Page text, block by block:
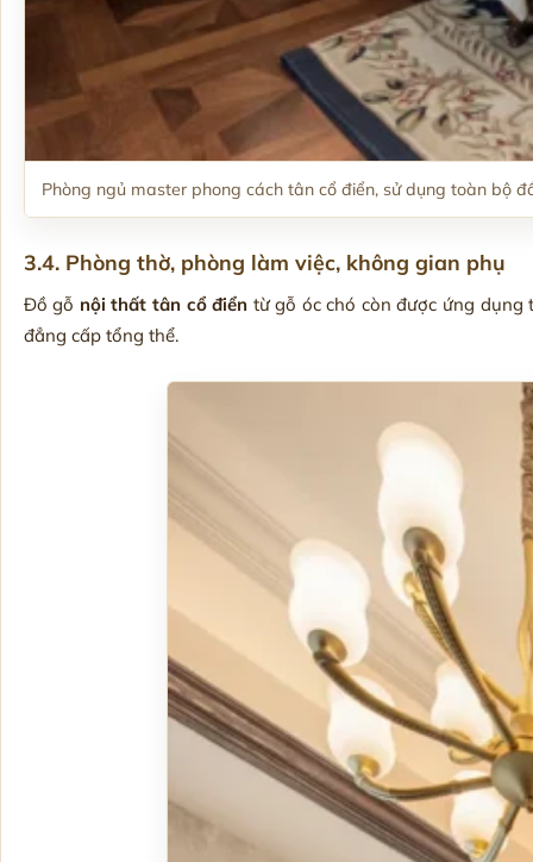
Phòng ngủ master phong cách tân cổ điển, sử dụng toàn bộ
3.4. Phòng thờ, phòng làm việc, không gian phụ
Đồ gỗ nội thất tân cổ điển từ gỗ óc chó còn được ứng dụng
đẳng cấp tổng thể.